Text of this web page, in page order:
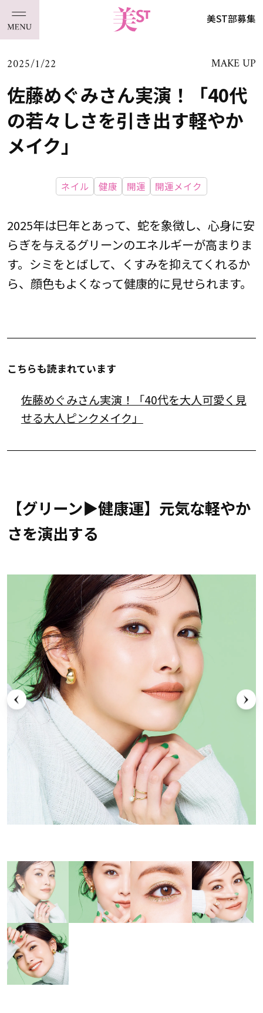
美ST部募集
2025/1/22 MAKE UP
佐藤めぐみさん実演！「40代
の若々しさを引き出す軽やか
メイク」
ネイル 健康 開運 開運メイク
2025年は巳年とあって、蛇を象徴し、心身に安
らぎを与えるグリーンのエネルギーが高まりま
す。シミをとばして、くすみを抑えてくれるか
ら、顔色もよくなって健康的に見せられます。
こちらも読まれています
佐藤めぐみさん実演！「40代を大人可愛く見
せる大人ピンクメイク」
【グリーン▶︎健康運】元気な軽やか
さを演出する